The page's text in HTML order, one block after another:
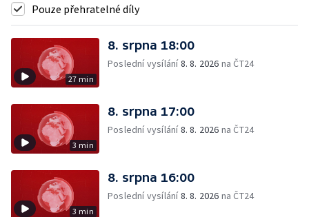
Pouze přehratelné díly
27 min
8. srpna 18:00
Poslední vysílání8. 8. 2026 na ČT24
3 min
8. srpna 17:00
Poslední vysílání8. 8. 2026 na ČT24
3 min
8. srpna 16:00
Poslední vysílání8. 8. 2026 na ČT24